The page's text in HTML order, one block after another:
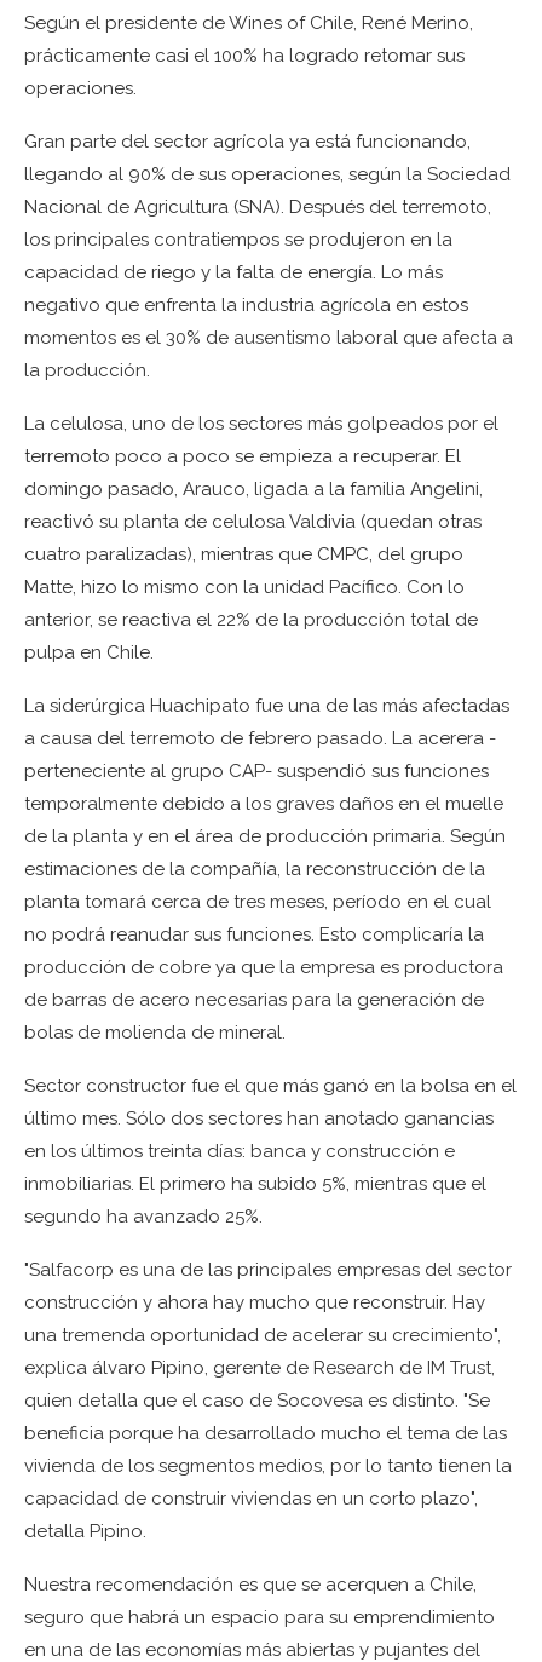
Según el presidente de Wines of Chile, René Merino,
prácticamente casi el 100% ha logrado retomar sus
operaciones.
Gran parte del sector agrícola ya está funcionando,
llegando al 90% de sus operaciones, según la Sociedad
Nacional de Agricultura (SNA). Después del terremoto,
los principales contratiempos se produjeron en la
capacidad de riego y la falta de energía. Lo más
negativo que enfrenta la industria agrícola en estos
momentos es el 30% de ausentismo laboral que afecta a
la producción.
La celulosa, uno de los sectores más golpeados por el
terremoto poco a poco se empieza a recuperar. El
domingo pasado, Arauco, ligada a la familia Angelini,
reactivó su planta de celulosa Valdivia (quedan otras
cuatro paralizadas), mientras que CMPC, del grupo
Matte, hizo lo mismo con la unidad Pacífico. Con lo
anterior, se reactiva el 22% de la producción total de
pulpa en Chile.
La siderúrgica Huachipato fue una de las más afectadas
a causa del terremoto de febrero pasado. La acerera -
perteneciente al grupo CAP- suspendió sus funciones
temporalmente debido a los graves daños en el muelle
de la planta y en el área de producción primaria. Según
estimaciones de la compañía, la reconstrucción de la
planta tomará cerca de tres meses, período en el cual
no podrá reanudar sus funciones. Esto complicaría la
producción de cobre ya que la empresa es productora
de barras de acero necesarias para la generación de
bolas de molienda de mineral.
Sector constructor fue el que más ganó en la bolsa en el
último mes. Sólo dos sectores han anotado ganancias
en los últimos treinta días: banca y construcción e
inmobiliarias. El primero ha subido 5%, mientras que el
segundo ha avanzado 25%.
"Salfacorp es una de las principales empresas del sector
construcción y ahora hay mucho que reconstruir. Hay
una tremenda oportunidad de acelerar su crecimiento",
explica álvaro Pipino, gerente de Research de IM Trust,
quien detalla que el caso de Socovesa es distinto. "Se
beneficia porque ha desarrollado mucho el tema de las
vivienda de los segmentos medios, por lo tanto tienen la
capacidad de construir viviendas en un corto plazo",
detalla Pipino.
Nuestra recomendación es que se acerquen a Chile,
seguro que habrá un espacio para su emprendimiento
en una de las economías más abiertas y pujantes del